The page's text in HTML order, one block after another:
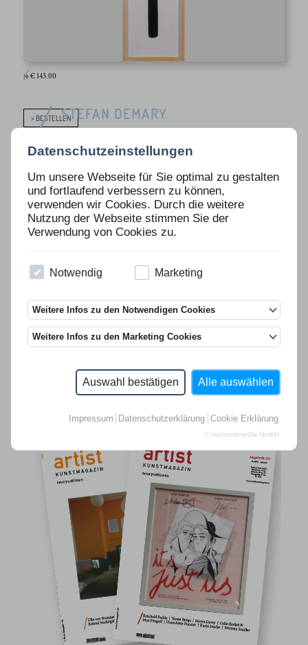
Datenschutzeinstellungen
Um unsere Webseite für Sie optimal zu gestalten
und fortlaufend verbessern zu können,
verwenden wir Cookies. Durch die weitere
Nutzung der Webseite stimmen Sie der
Verwendung von Cookies zu.
Notwendig Marketing
Weitere Infos zu den Notwendigen Cookies
Weitere Infos zu den Marketing Cookies
Auswahl bestätigen Alle auswählen
Impressum Datenschutzerklärung Cookie Erklärung
© raumzeitmedia GmbH
je € 143.00
> BESTELLENSTEFAN DEMARY
» o.T. «
Bleistift, Acryl auf Papier, 30 Exemplare, 1993,
100 x 25cm, umseitig signiert und nummeriert
Preis 143 Euro inkl. MwSt. plus Versandkosten.
<< 1... 107 108 109 110 111 112 131 >>